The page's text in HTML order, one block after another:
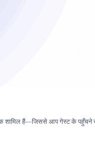
हैं—जिससे आप गेस्ट के पहुँचने से